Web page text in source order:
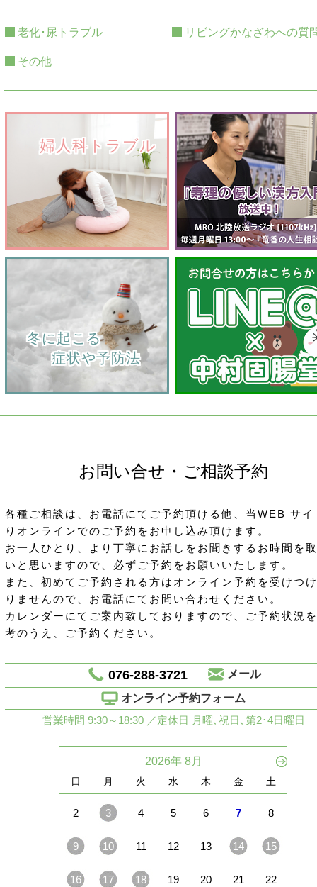
老化･尿トラブル リビングかなざわへの質
その他
婦人科トラブル
    冬に起こる
         症状や予防法
お問い合せ・ご相談予約
各種ご相談は、お電話にてご予約頂ける他、当WEB サイ
りオンラインでのご予約をお申し込み頂けます。
お一人ひとり、より丁寧にお話しをお聞きするお時間を
いと思いますので、必ずご予約をお願いいたします。
また、初めてご予約される方はオンライン予約を受けつ
りませんので、お電話にてお問い合わせください。
カレンダーにてご案内致しておりますので、ご予約状況
考のうえ、ご予約ください。
076-288-3721
メール
オンライン予約フォーム
営業時間 9:30～18:30 ／定休日 月曜､祝日､第2･4日曜日
2026年 8月
日 月 火 水 木 金 土
2 3 4 5 6 7 8
9 10 11 12 13 14 15
16 17 18 19 20 21 22